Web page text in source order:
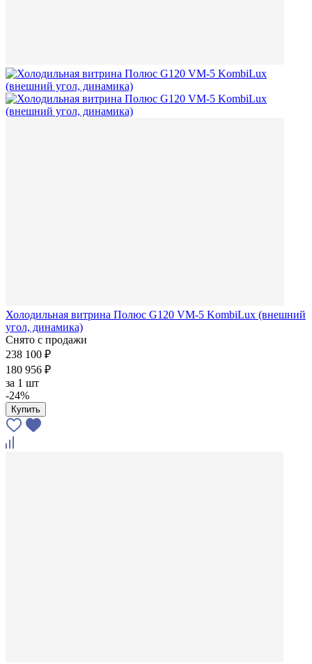
Холодильная витрина Полюс G120 VM-5 KombiLux (внешний
угол, динамика)
Снято с продажи
238 100 ₽
180 956 ₽
за 1 шт
-24%
Купить